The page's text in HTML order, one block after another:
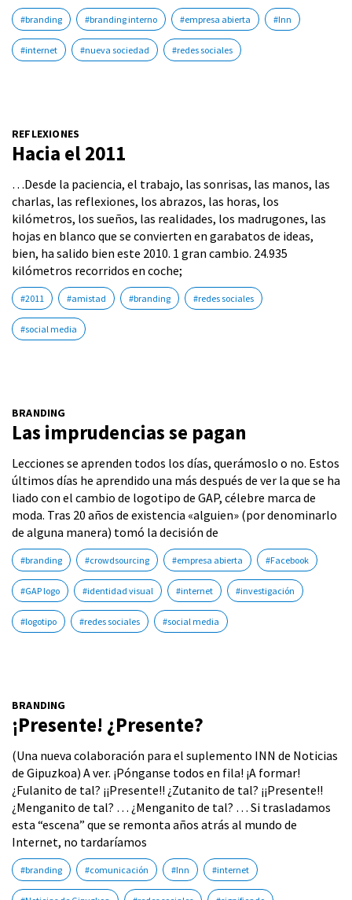
#branding #branding interno #empresa abierta #Inn
#internet #nueva sociedad #redes sociales
REFLEXIONES
Hacia el 2011
…Desde la paciencia, el trabajo, las sonrisas, las manos, las
charlas, las reflexiones, los abrazos, las horas, los
kilómetros, los sueños, las realidades, los madrugones, las
hojas en blanco que se convierten en garabatos de ideas,
bien, ha salido bien este 2010. 1 gran cambio. 24.935
kilómetros recorridos en coche;
#2011 #amistad #branding #redes sociales
#social media
BRANDING
Las imprudencias se pagan
Lecciones se aprenden todos los días, querámoslo o no. Estos
últimos días he aprendido una más después de ver la que se ha
liado con el cambio de logotipo de GAP, célebre marca de
moda. Tras 20 años de existencia «alguien» (por denominarlo
de alguna manera) tomó la decisión de
#branding #crowdsourcing #empresa abierta #Facebook
#GAP logo #identidad visual #internet #investigación
#logotipo #redes sociales #social media
BRANDING
¡Presente! ¿Presente?
(Una nueva colaboración para el suplemento INN de Noticias
de Gipuzkoa) A ver. ¡Pónganse todos en fila! ¡A formar!
¿Fulanito de tal? ¡¡Presente!! ¿Zutanito de tal? ¡¡Presente!!
¿Menganito de tal? … ¿Menganito de tal? … Si trasladamos
esta “escena” que se remonta años atrás al mundo de
Internet, no tardaríamos
#branding #comunicación #Inn #internet